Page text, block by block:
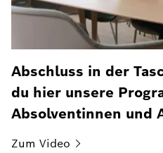
Abschluss in der
du hier unsere
Absolventinnen und
Zum Video